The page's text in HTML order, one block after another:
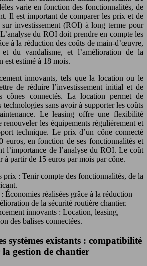
varie en fonction des fonctionnalités, de
Il est important de comparer les prix et de
investissement (ROI) à long terme pour
du ROI doit prendre en compte les
à la réduction des coûts de main-d’œuvre,
du vandalisme, et l’amélioration de la
est estimé à 18 mois.
innovants, tels que la location ou le
de réduire l’investissement initial et de
cônes connectés. La location permet de
technologies sans avoir à supporter les coûts
Le leasing offre une flexibilité
renouveler les équipements régulièrement et
technique. Le prix d’un cône connecté
euros, en fonction de ses fonctionnalités et
l’importance de l’analyse du ROI. Le coût
à partir de 15 euros par mois par cône.
prix : Tenir compte des fonctionnalités, de la
Économies réalisées grâce à la réduction
de la sécurité routière chantier.
innovants : Location, leasing,
des balises connectées.
systèmes existants : compatibilité
gestion de chantier